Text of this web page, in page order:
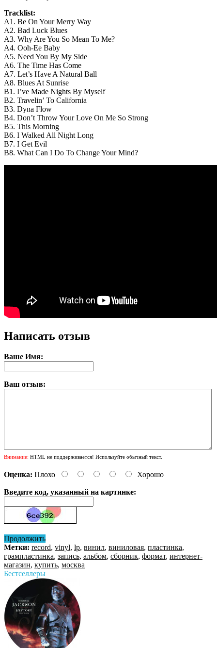
Tracklist:
A1. Be On Your Merry Way
A2. Bad Luck Blues
A3. Why Are You So Mean To Me?
A4. Ooh-Ee Baby
A5. Need You By My Side
A6. The Time Has Come
A7. Let’s Have A Natural Ball
A8. Blues At Sunrise
B1. I’ve Made Nights By Myself
B2. Travelin’ To California
B3. Dyna Flow
B4. Don’t Throw Your Love On Me So Strong
B5. This Morning
B6. I Walked All Night Long
B7. I Get Evil
B8. What Can I Do To Change Your Mind?
Написать отзыв
Ваше Имя:
Ваш отзыв:
Внимание: HTML не поддерживается! Используйте обычный текст.
Оценка: Плохо Хорошо
Введите код, указанный на картинке:
Продолжить
Метки: record, vinyl, lp, винил, виниловая, пластинка,
грампластинка, запись, альбом, сборник, формат, интернет-
магазин, купить, москва
Бестселлеры